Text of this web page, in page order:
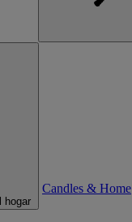
hogar
Candles & Home